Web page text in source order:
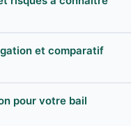
et comparatif
pour votre bail